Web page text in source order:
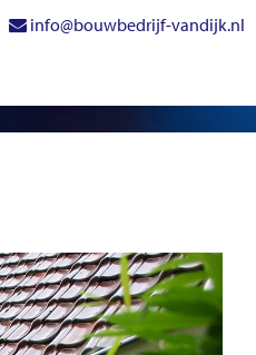
info@bouwbedrijf-vandijk.nl